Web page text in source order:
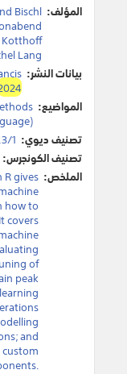
المؤلف: Bischl
Kotthoff
Lang
بيانات النشر:
المواضيع:
تصنيف ديوي: 1.
تصنيف الكونجرس:
الملخص: gives
how to
covers
of
peak
and